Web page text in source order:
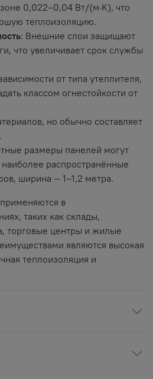
0,022–0,04 Вт/(м·K), что
теплоизоляцию.
: Внешние слои защищают
что увеличивает срок службы
от типа утеплителя,
классом огнестойкости от
но обычно составляет
размеры панелей могут
наиболее распространённые
ширина — 1–1,2 метра.
в
таких как склады,
торговые центры и жилые
являются высокая
теплоизоляция и